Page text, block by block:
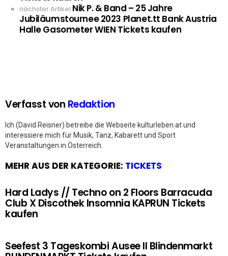
nächster Artikel Nik P. & Band – 25 Jahre
Jubiläumstournee 2023 Planet.tt Bank Austria
Halle Gasometer WIEN Tickets kaufen
Verfasst von Redaktion
Ich (David Reisner) betreibe die Webseite kulturleben.at und
interessiere mich für Musik, Tanz, Kabarett und Sport
Veranstaltungen in Österreich.
MEHR AUS DER KATEGORIE: TICKETS
Hard Ladys // Techno on 2 Floors Barracuda
Club X Discothek Insomnia KAPRUN Tickets
kaufen
Seefest 3 Tageskombi Ausee II Blindenmarkt